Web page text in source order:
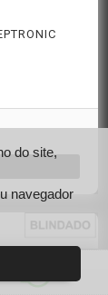
do site,
navegador